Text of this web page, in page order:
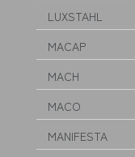
LUXSTAHL
MACAP
MACH
MACO
MANIFESTA